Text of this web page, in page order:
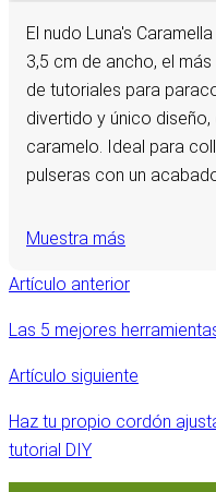
El nudo Luna's
3,5 cm de ancho, el
de tutoriales para
divertido y único
caramelo. Ideal para
pulseras con un
Muestra más
Artículo anterior
Las 5 mejores
Artículo siguiente
Haz tu propio cordón
tutorial DIY